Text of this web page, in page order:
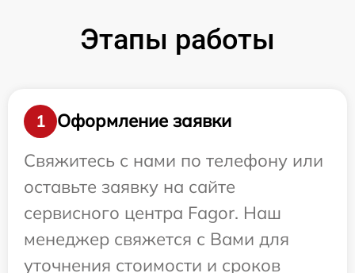
Этапы работы
1
Оформление заявки
Свяжитесь с нами по телефону или
оставьте заявку на сайте
сервисного центра Fagor. Наш
менеджер свяжется с Вами для
уточнения стоимости и сроков